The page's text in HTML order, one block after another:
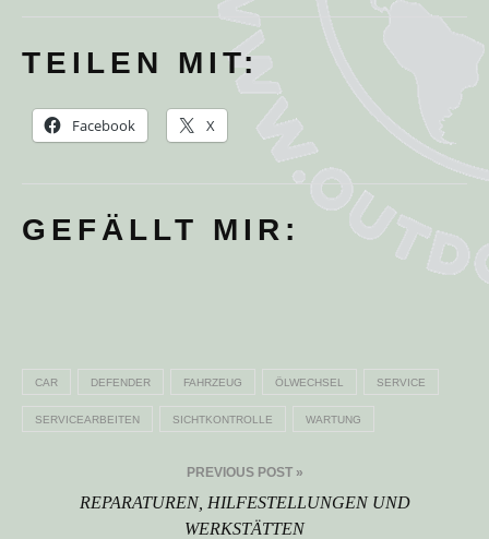
TEILEN MIT:
Facebook X
GEFÄLLT MIR:
CAR DEFENDER FAHRZEUG ÖLWECHSEL SERVICE
SERVICEARBEITEN SICHTKONTROLLE WARTUNG
Beitragsnavigation
PREVIOUS POST »
REPARATUREN, HILFESTELLUNGEN UND
WERKSTÄTTEN